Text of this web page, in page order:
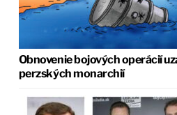
Obnovenie bojových operácií
perzských monarchií